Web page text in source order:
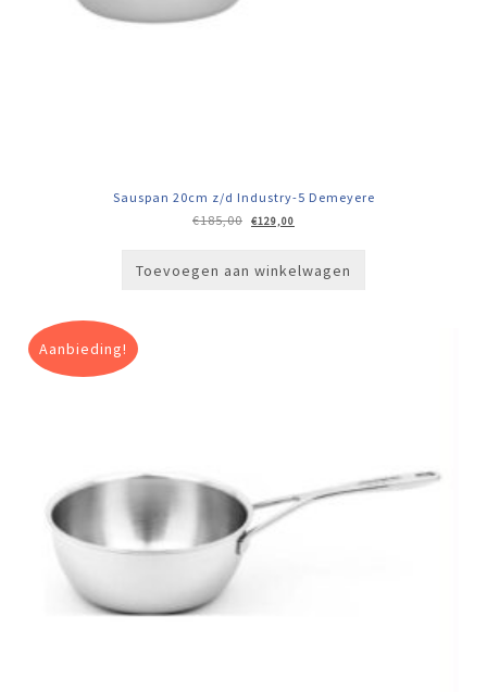
Sauspan 20cm z/d Industry-5 Demeyere
€185,00
Oorspronkelijke
prijs
€129,00
prijs
Toevoegen aan winkelwagen
Aanbieding!